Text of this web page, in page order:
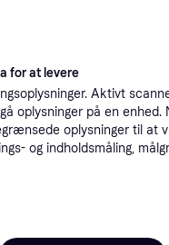
Laveste pris
for at levere
Aktivt
oplysninger på en enhed.
oplysninger til at
og indholdsmåling,